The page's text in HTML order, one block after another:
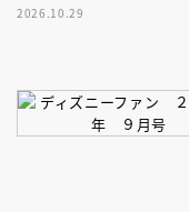
ン、グッズまでが１冊に！
2026.10.29